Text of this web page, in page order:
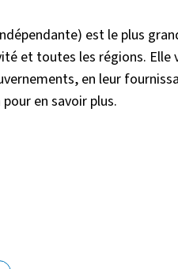
est le plus
et toutes les régions. Elle
en leur
en savoir plus.
LinkedIn
sur Twitter